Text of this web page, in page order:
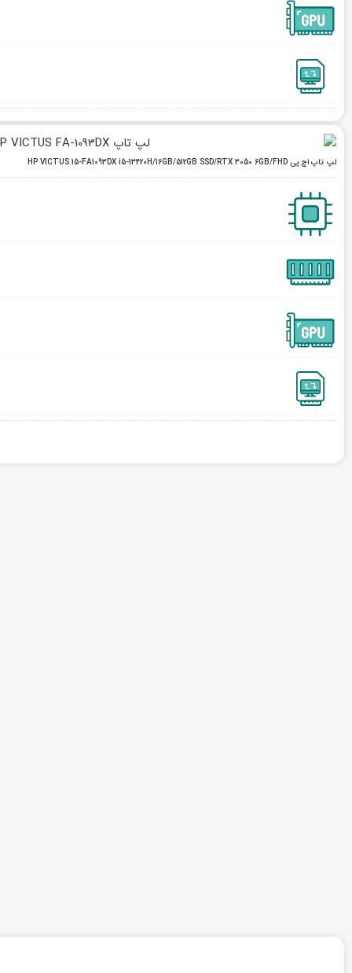
لپ تاپ اچ پی HP VICTUS 15-FA1093DX i5-13420H/16GB/512GB SSD/RTX 3050 6GB/FHD